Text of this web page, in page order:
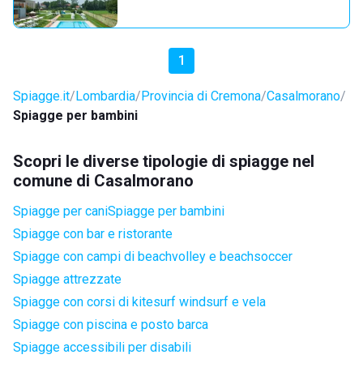
1
Spiagge.it Lombardia Provincia di Cremona Casalmorano
Spiagge per bambini
Scopri le diverse tipologie di spiagge nel
comune di Casalmorano
Spiagge per caniSpiagge per bambini
Spiagge con bar e ristorante
Spiagge con campi di beachvolley e beachsoccer
Spiagge attrezzate
Spiagge con corsi di kitesurf windsurf e vela
Spiagge con piscina e posto barca
Spiagge accessibili per disabili